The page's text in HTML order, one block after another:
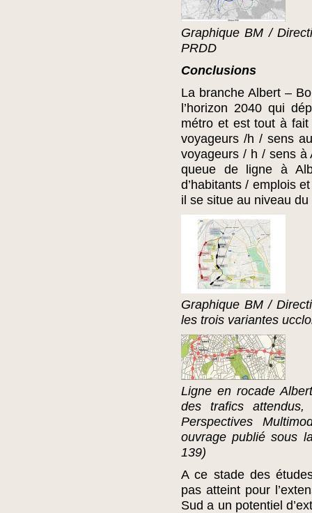
Graphique BM /
PRDD
Conclusions
La branche Albert –
l’horizon 2040 qui
métro et est tout à
voyageurs /h / sens
voyageurs / h / sens à
queue de ligne à
d’habitants / emplois
il se situe au niveau
Graphique BM /
les trois variantes
Ligne en rocade
des trafics
Perspectives
ouvrage publié sous
139)
A ce stade des
pas atteint pour
Sud a un potentiel